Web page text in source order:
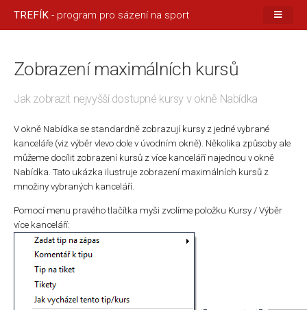
TREFÍK - program pro sázení na sport
Zobrazení maximálních kursů
Jak zobrazit nejvyšší dostupné kursy v okně Nabídka
V okně Nabídka se standardně zobrazují kursy z jedné vybrané
kanceláře (viz výběr vlevo dole v úvodním okně). Několika způsoby ale
můžeme docílit zobrazení kursů z více kanceláří najednou v okně
Nabídka. Tato ukázka ilustruje zobrazení maximálních kursů z
množiny vybraných kanceláří.
Pomocí menu pravého tlačítka myši zvolíme položku Kursy / Výběr
více kanceláří: